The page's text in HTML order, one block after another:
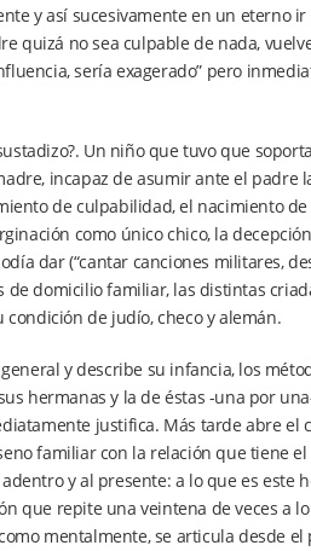
y así sucesivamente en un eterno
quizá no sea culpable de nada,
sería exagerado” pero
Un niño que tuvo que
incapaz de asumir ante el padre
de culpabilidad, el nacimiento
como único chico, la
dar (“cantar canciones militares,
domicilio familiar, las distintas
de judío, checo y alemán.
y describe su infancia, los
hermanas y la de éstas -una por
justifica. Más tarde abre el
familiar con la relación que tiene
y al presente: a lo que es este
que repite una veintena de veces a lo
mentalmente, se articula desde el